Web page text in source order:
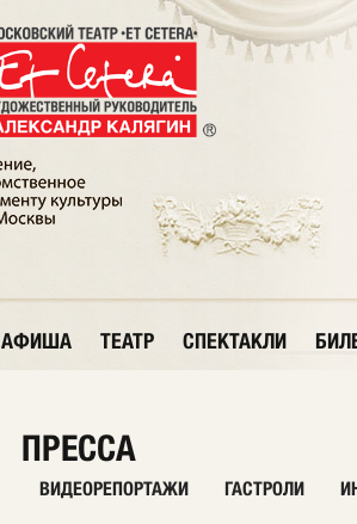
АФИША ТЕАТР СПЕКТАКЛИ
ПРЕССА
ВИДЕОРЕПОРТАЖИ ГАСТРОЛИ